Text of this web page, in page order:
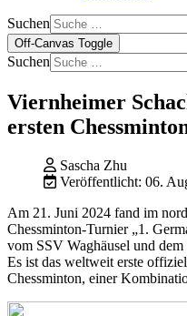
Suchen
Off-Canvas Toggle
Suchen
Viernheimer
ersten
Sascha Zhu
Veröffentlicht: 06.
Am 21. Juni 2024 fand im
Chessminton-Turnier „1.
vom SSV Waghäusel und
Es ist das weltweit erste
Chessminton, einer